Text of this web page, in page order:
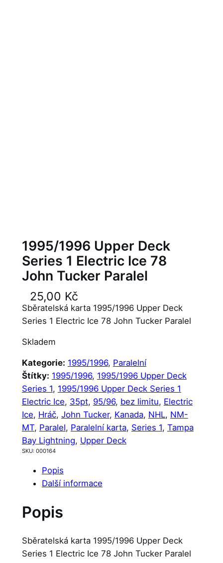
1995/1996 Upper Deck
Series 1 Electric Ice 78
John Tucker Paralel
25,00 Kč
Sběratelská karta 1995/1996 Upper Deck
Series 1 Electric Ice 78 John Tucker Paralel
Skladem
Kategorie: 1995/1996, Paralelní
Štítky: 1995/1996, 1995/1996 Upper Deck
Series 1, 1995/1996 Upper Deck Series 1
Electric Ice, 35pt, 95/96, bez limitu, Electric
Ice, Hráč, John Tucker, Kanada, NHL, NM-
MT, Paralel, Paralelní karta, Series 1, Tampa
Bay Lightning, Upper Deck
SKU: 000164
Popis
Další informace
Popis
Sběratelská karta 1995/1996 Upper Deck
Series 1 Electric Ice 78 John Tucker Paralel